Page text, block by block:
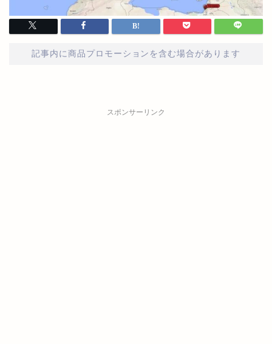
記事内に商品プロモーションを含む場合があります
スポンサーリンク